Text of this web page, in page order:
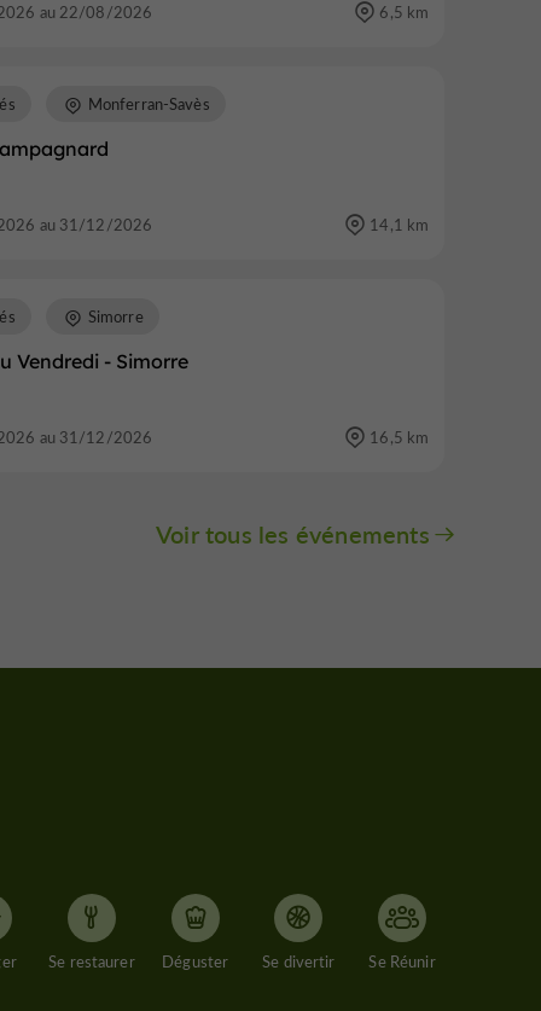
au 22/08/2026 6,5 km
Monferran-Savès
au 31/12/2026 14,1 km
Vendredi - Simorre
Simorre
au 31/12/2026 16,5 km
Voir tous les événements
Se restaurer Déguster Se divertir Se Réunir